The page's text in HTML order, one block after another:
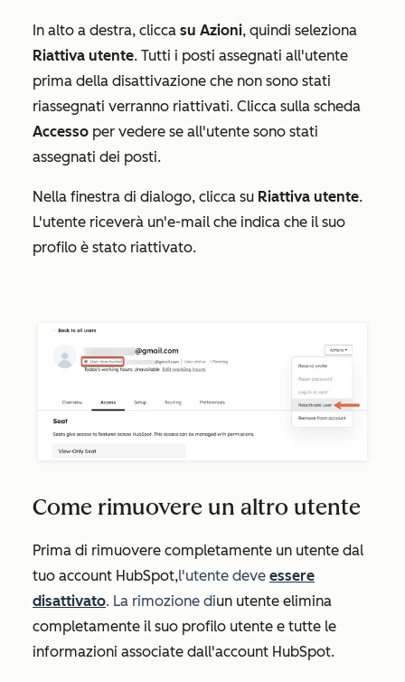
In alto a destra, clicca su Azioni, quindi seleziona
Riattiva utente. Tutti i posti assegnati all'utente
prima della disattivazione che non sono stati
riassegnati verranno riattivati. Clicca sulla scheda
Accesso per vedere se all'utente sono stati
assegnati dei posti.
Nella finestra di dialogo, clicca su Riattiva utente.
L'utente riceverà un'e-mail che indica che il suo
profilo è stato riattivato.
Come rimuovere un altro utente
Prima di rimuovere completamente un utente dal
tuo account HubSpot,l'utente deve essere
disattivato. La rimozione diun utente elimina
completamente il suo profilo utente e tutte le
informazioni associate dall'account HubSpot.